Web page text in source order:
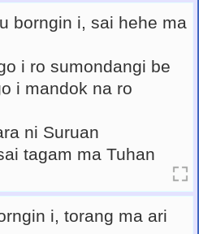
borngin i, sai hehe ma
i ro sumondangi be
i mandok na ro
ni Suruan
tagam ma Tuhan
i, torang ma ari